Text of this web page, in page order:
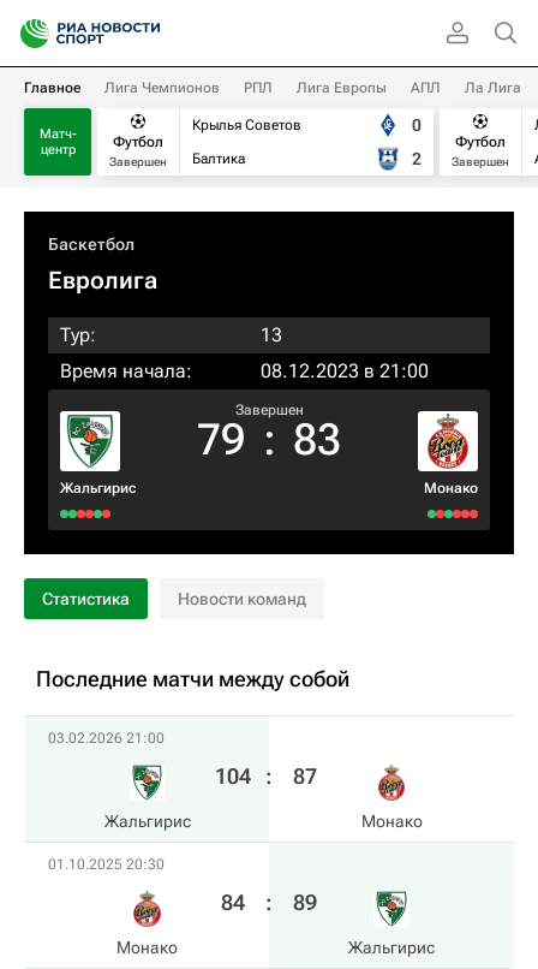
Главное Лига Чемпионов РПЛ Лига Европы АПЛ Ла Лига
Матч-
центр
Футбол
Завершен
Крылья Советов
Балтика
0
2
Футбол
Завершен
Баскетбол
Евролига
Тур:
13
Время начала:
08.12.2023 в 21:00
Жальгирис
Завершен
79 : 83
Монако
Статистика Новости команд
Последние матчи между собой
03.02.2026 21:00
Жальгирис
104 : 87
Монако
01.10.2025 20:30
Монако
84 : 89
Жальгирис